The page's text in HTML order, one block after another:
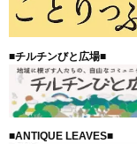
■チルチンびと広場■
■ANTIQUE LEAVES■